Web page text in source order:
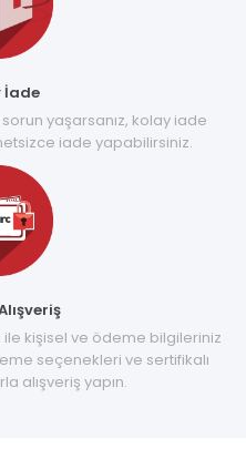
İade
yaşarsanız, kolay iade
iade yapabilirsiniz.
kişisel ve ödeme bilgileriniz
seçenekleri ve sertifikalı
alışveriş yapın.